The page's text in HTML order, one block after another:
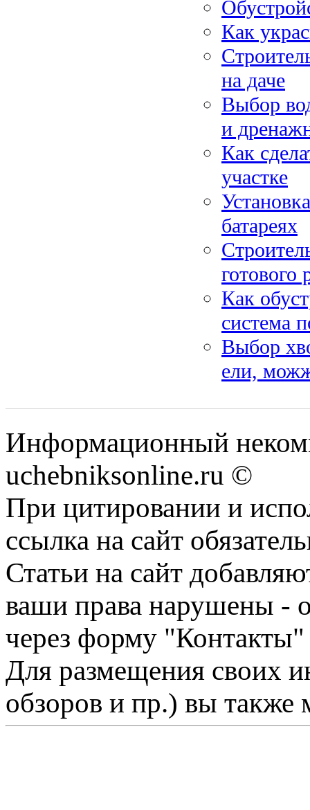
Как
на даче
Выбор
и
Как
участке
батареях
готового
Как
система
Выбор
ели,
Информационный
uchebniksonline.ru ©
При цитировании и
ссылка на сайт
Статьи на сайт
ваши права нарушены -
через форму "Контакты"
Для размещения своих
обзоров и пр.) вы также